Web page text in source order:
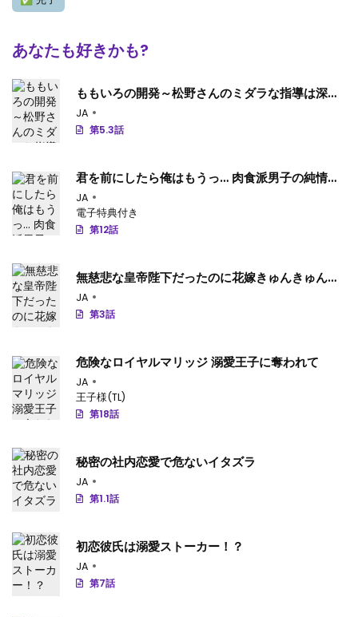
第5話 : 片恋結婚 ～年上の旦那様は不器用な愛妻家～ (Raw – Free) 【第5話】
第4話 : 片恋結婚 ～年上の旦那様は不器用な愛妻家～ (Raw – Free) 【第4話】
第3話 : 片恋結婚 ～年上の旦那様は不器用な愛妻家～ (Raw – Free) 【第3話】
第1話 : 片恋結婚 ～年上の旦那様は不器用な愛妻家～ (Raw – Free) 【第1話】
第0話 : 片恋結婚 ～年上の旦那様は不器用な愛妻家～ (Raw – Free) 【第0話】
あなたも好きかも?
ももいろの開発～松野さんのミダラな指導は深夜
まで～
JA
第5.3話
君を前にしたら俺はもうっ… 肉食派男子の純情な
欲情
JA
電子特典付き
第12話
無慈悲な皇帝陛下だったのに花嫁きゅんきゅんが
止まりません！
JA
第3話
危険なロイヤルマリッジ 溺愛王子に奪われて
JA
王子様(TL)
第18話
秘密の社内恋愛で危ないイタズラ
JA
第1.1話
初恋彼氏は溺愛ストーカー！？
JA
第7話